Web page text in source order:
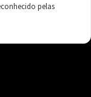
pelas